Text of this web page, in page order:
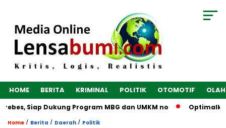
HOME BERITA KRIMINAL POLITIK OTOMOTIF
Siap Dukung Program MBG dan UMKM no Optimalkan
Home / Berita / Daerah / Politik